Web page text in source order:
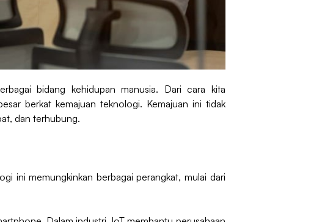
bidang kehidupan manusia. Dari cara kita
berkat kemajuan teknologi. Kemajuan ini tidak
dan terhubung.
ini memungkinkan berbagai perangkat, mulai dari